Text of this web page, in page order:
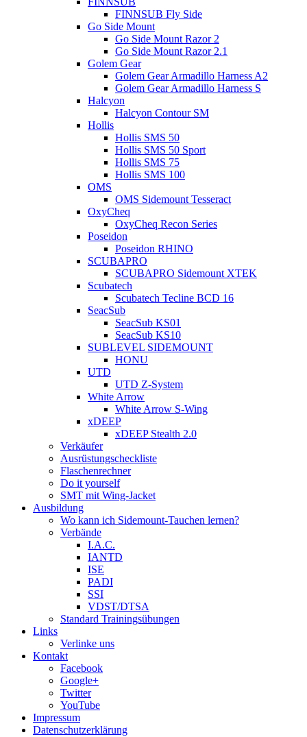
FINNSUB Fly Side
Go Side Mount
Go Side Mount Razor 2
Go Side Mount Razor 2.1
Golem Gear
Golem Gear Armadillo Harness A2
Golem Gear Armadillo Harness S
Halcyon
Halcyon Contour SM
Hollis
Hollis SMS 50
Hollis SMS 50 Sport
Hollis SMS 75
Hollis SMS 100
OMS
OMS Sidemount Tesseract
OxyCheq
OxyCheq Recon Series
Poseidon
Poseidon RHINO
SCUBAPRO
SCUBAPRO Sidemount XTEK
Scubatech
Scubatech Tecline BCD 16
SeacSub
SeacSub KS01
SeacSub KS10
SUBLEVEL SIDEMOUNT
HONU
UTD
UTD Z-System
White Arrow
White Arrow S-Wing
xDEEP
xDEEP Stealth 2.0
Verkäufer
Ausrüstungscheckliste
Flaschenrechner
Do it yourself
SMT mit Wing-Jacket
Ausbildung
Wo kann ich Sidemount-Tauchen lernen?
Verbände
I.A.C.
IANTD
ISE
PADI
SSI
VDST/DTSA
Standard Trainingsübungen
Links
Verlinke uns
Kontakt
Facebook
Google+
Twitter
YouTube
Impressum
Datenschutzerklärung